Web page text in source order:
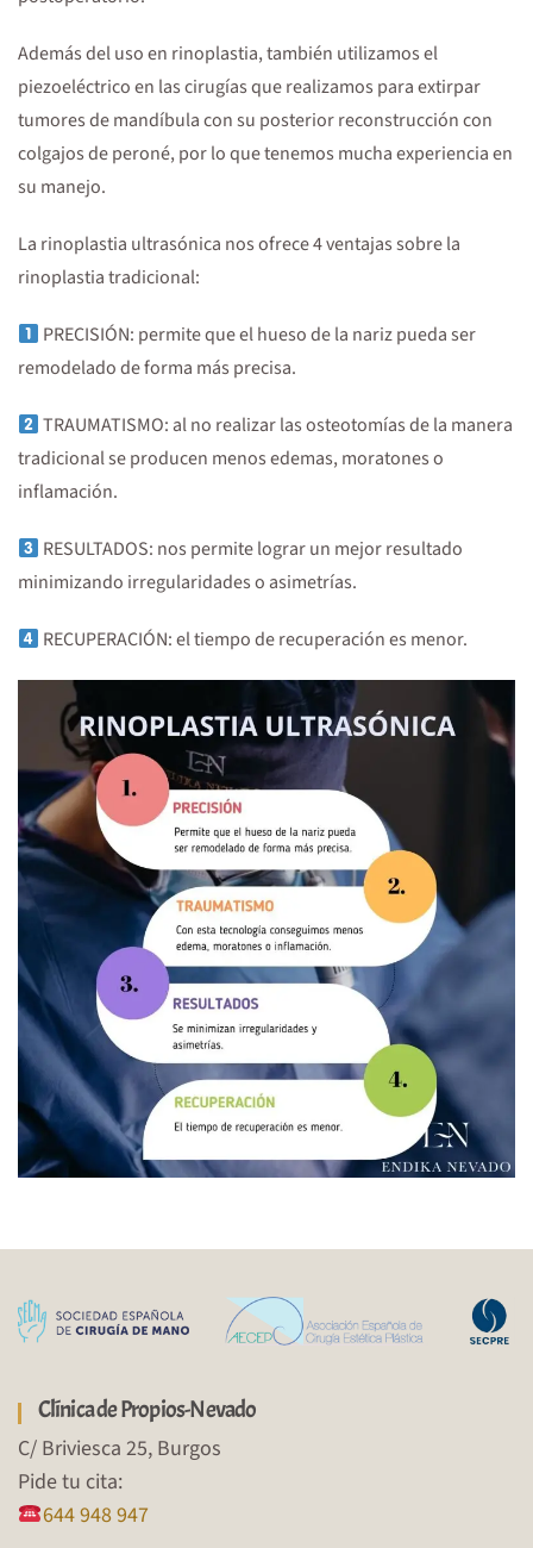
Además del uso en rinoplastia, también utilizamos el
piezoeléctrico en las cirugías que realizamos para extirpar
tumores de mandíbula con su posterior reconstrucción con
colgajos de peroné, por lo que tenemos mucha experiencia en
su manejo.
La rinoplastia ultrasónica nos ofrece 4 ventajas sobre la
rinoplastia tradicional:
PRECISIÓN: permite que el hueso de la nariz pueda ser
remodelado de forma más precisa.
TRAUMATISMO: al no realizar las osteotomías de la manera
tradicional se producen menos edemas, moratones o
inflamación.
RESULTADOS: nos permite lograr un mejor resultado
minimizando irregularidades o asimetrías.
RECUPERACIÓN: el tiempo de recuperación es menor.
Clínica de Propios-Nevado
C/ Briviesca 25, Burgos
Pide tu cita:
644 948 947